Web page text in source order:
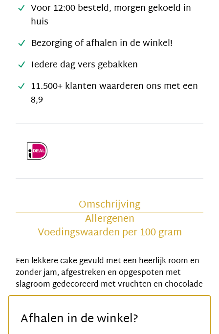
Voor 12:00 besteld, morgen gekoeld in
huis
Bezorging of afhalen in de winkel!
Iedere dag vers gebakken
11.500+ klanten waarderen ons met een
8,9
Omschrijving
Allergenen
Voedingswaarden per 100 gram
Een lekkere cake gevuld met een heerlijk room en
zonder jam, afgestreken en opgespoten met
slagroom gedecoreerd met vruchten en chocolade
Afhalen in de winkel?